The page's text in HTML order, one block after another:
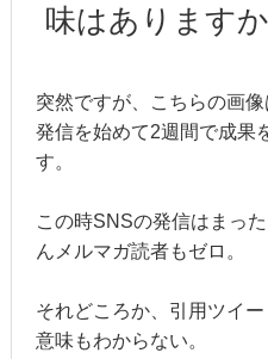
味はありますか
突然ですが、こちらの画
発信を始めて2週間で成果
す。
この時SNSの発信はまっ
んメルマガ読者もゼロ。
それどころか、引用ツイ
意味もわからない。